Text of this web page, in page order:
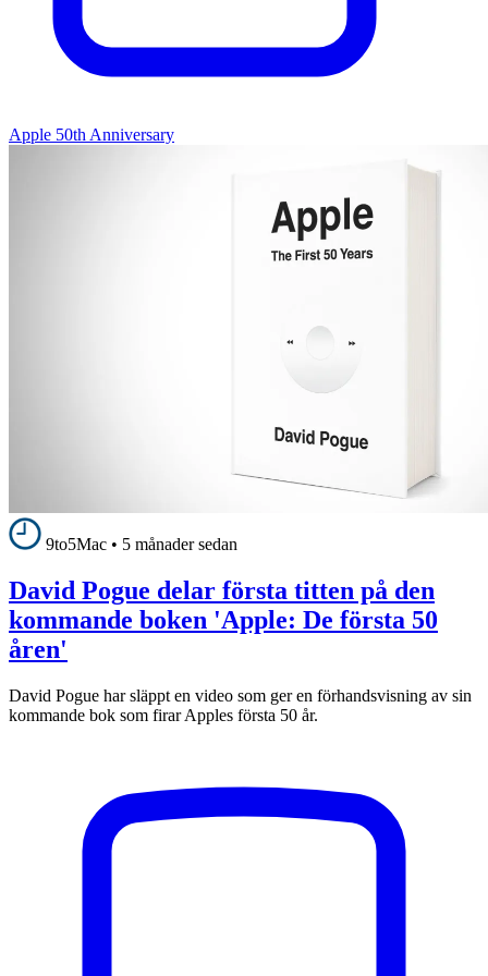
Apple 50th Anniversary
9to5Mac • 5 månader sedan
David Pogue delar första titten på den
kommande boken 'Apple: De första 50
åren'
David Pogue har släppt en video som ger en förhandsvisning av sin
kommande bok som firar Apples första 50 år.